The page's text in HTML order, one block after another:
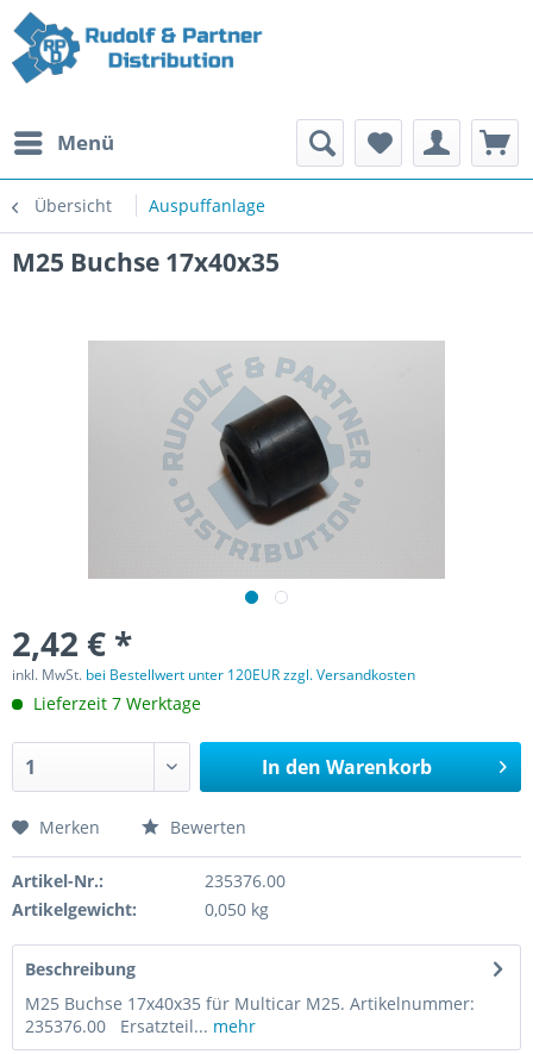
Menü
Übersicht Auspuffanlage
M25 Buchse 17x40x35
2,42 € *
inkl. MwSt. bei Bestellwert unter 120EUR zzgl. Versandkosten
Lieferzeit 7 Werktage
In den Warenkorb
Merken Bewerten
Artikel-Nr.:
235376.00
Artikelgewicht:
0,050 kg
Beschreibung
M25 Buchse 17x40x35 für Multicar M25. Artikelnummer:
235376.00 Ersatzteil... mehr